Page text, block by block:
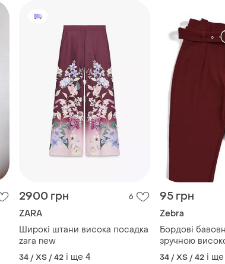
2900 грн 6
ZARA
Широкі штани висока посадка
zara new
34 / XS / 42 і ще 4
95 грн
Zebra
Бордові
зручною
34 / XS / 42 і ще